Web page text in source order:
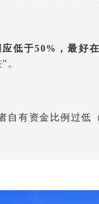
应低于50%，最好
。
自有资金比例过低